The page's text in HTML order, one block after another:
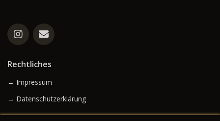
Rechtliches
→ Impressum
→ Datenschutzerklärung